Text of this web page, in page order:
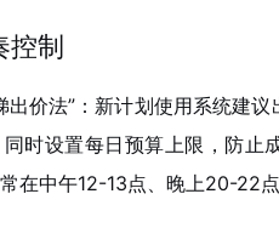
控制
出价法”：新计划使用系统建
时设置每日预算上限，防止
在中午12-13点、晚上20-22